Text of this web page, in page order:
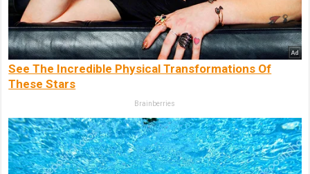
See The Incredible Physical Transformations Of
These Stars
Brainberries